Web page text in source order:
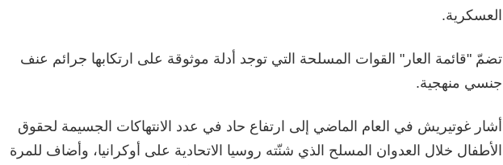
العسكرية.
تضمّ "قائمة العار" القوات المسلحة التي توجد أدلة موثوقة على ارتكابها جرائم عنف
جنسي منهجية.
أشار غوتيريش في العام الماضي إلى ارتفاع حاد في عدد الانتهاكات الجسيمة لحقوق
الأطفال خلال العدوان المسلح الذي شنّته روسيا الاتحادية على أوكرانيا، وأضاف للمرة